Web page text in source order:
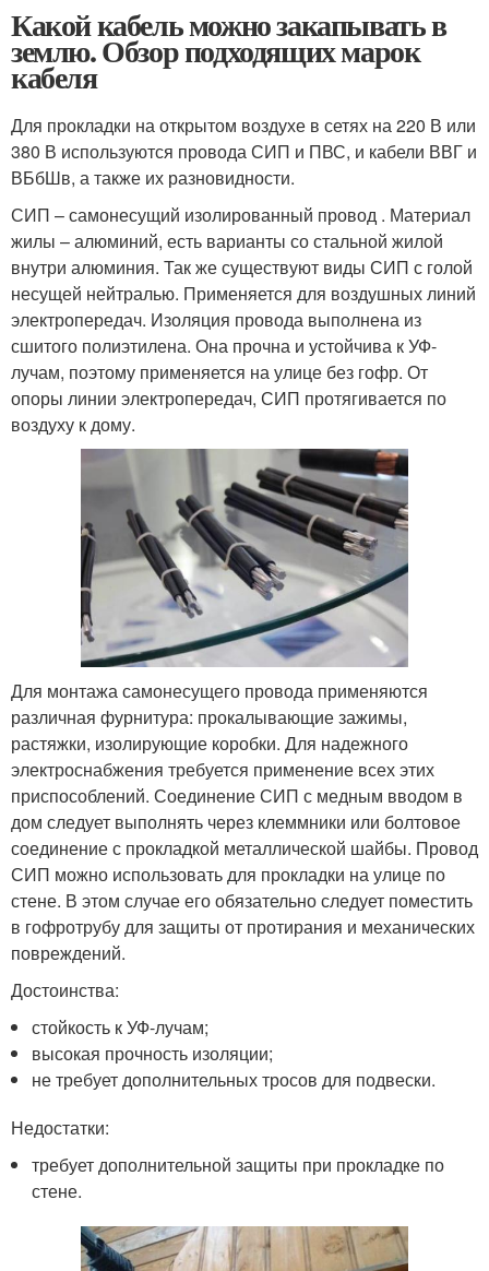
Какой кабель можно закапывать в
землю. Обзор подходящих марок
кабеля
Для прокладки на открытом воздухе в сетях на 220 В или
380 В используются провода СИП и ПВС, и кабели ВВГ и
ВБбШв, а также их разновидности.
СИП – самонесущий изолированный провод . Материал
жилы – алюминий, есть варианты со стальной жилой
внутри алюминия. Так же существуют виды СИП с голой
несущей нейтралью. Применяется для воздушных линий
электропередач. Изоляция провода выполнена из
сшитого полиэтилена. Она прочна и устойчива к УФ-
лучам, поэтому применяется на улице без гофр. От
опоры линии электропередач, СИП протягивается по
воздуху к дому.
Для монтажа самонесущего провода применяются
различная фурнитура: прокалывающие зажимы,
растяжки, изолирующие коробки. Для надежного
электроснабжения требуется применение всех этих
приспособлений. Соединение СИП с медным вводом в
дом следует выполнять через клеммники или болтовое
соединение с прокладкой металлической шайбы. Провод
СИП можно использовать для прокладки на улице по
стене. В этом случае его обязательно следует поместить
в гофротрубу для защиты от протирания и механических
повреждений.
Достоинства:
стойкость к УФ-лучам;
высокая прочность изоляции;
не требует дополнительных тросов для подвески.
Недостатки:
требует дополнительной защиты при прокладке по
стене.